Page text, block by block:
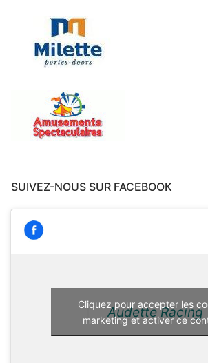
SUIVEZ-NOUS SUR FACEBOOK
Audette Racing
Cliquez pour accepter les
marketing et activer ce